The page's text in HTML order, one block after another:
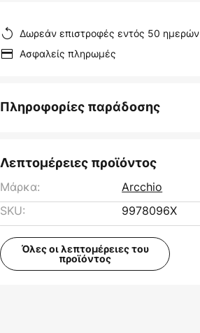
Δωρεάν επιστροφές εντός 50 ημερών
Ασφαλείς πληρωμές
Πληροφορίες παράδοσης
Λεπτομέρειες προϊόντος
Μάρκα:
Arcchio
SKU:
9978096X
Όλες οι λεπτομέρειες του
προϊόντος